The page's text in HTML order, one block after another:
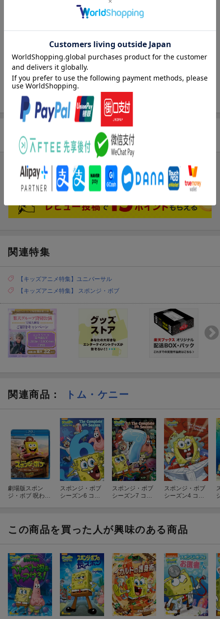
ドルビーデジタルステレオ(オリジナル音声
方式)／ドルビーデジタルモノラル(吹替音
日本語字幕／英語字幕／吹替字幕
制作国 アメリカ
洋題 SPONGEBOB SQUAREPANTS
アーティスト：トム・ケニー／ビル・ファッガーバケ ほか
声優：トム・ケニー／ビル・ファッガーバケ／クランシー・ブラ
ウンほか
「スポンジ・ボブ」
商品レビュー
まだレビューがありません。
関連特集
【キッズアニメ特集】ユニバーサル
【キッズアニメ特集】 スポンジ・ボブ
関連商品 ： トム・ケニー
劇場版スポン
ジ・ボブ 呪われ
VD セット【Blu-
ray】
スポンジ・ボブ
シーズン6 コン
スポンジ・ボブ
シーズン7 コン
スポンジ・ボブ
シーズン4 コン
この商品を買った人が興味のある商品